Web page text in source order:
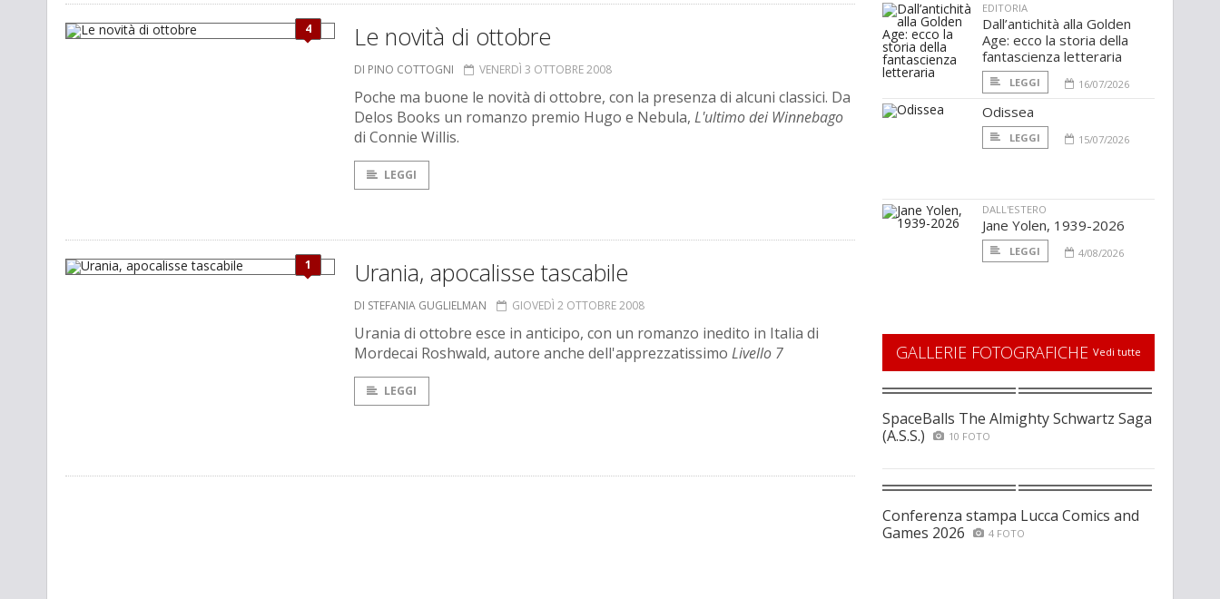
4 Le novità di ottobre
DI PINO COTTOGNI VENERDÌ 3 OTTOBRE 2008
Poche ma buone le novità di ottobre, con la presenza di alcuni classici. Da
Delos Books un romanzo premio Hugo e Nebula, L'ultimo dei Winnebago
di Connie Willis.
LEGGI
1 Urania, apocalisse tascabile
DI STEFANIA GUGLIELMAN GIOVEDÌ 2 OTTOBRE 2008
Urania di ottobre esce in anticipo, con un romanzo inedito in Italia di
Mordecai Roshwald, autore anche dell'apprezzatissimo Livello 7
LEGGI
EDITORIA
Dall’antichità alla Golden
Age: ecco la storia della
fantascienza letteraria
LEGGI 16/07/2026
Odissea
LEGGI 15/07/2026
DALL'ESTERO
Jane Yolen, 1939-2026
LEGGI 4/08/2026
GALLERIE FOTOGRAFICHE Vedi tutte
SpaceBalls The Almighty Schwartz Saga
(A.S.S.)
10 FOTO
Conferenza stampa Lucca Comics and
Games 2026
4 FOTO